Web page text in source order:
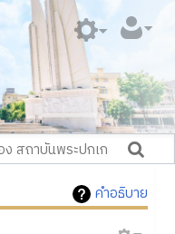
คำอธิบาย